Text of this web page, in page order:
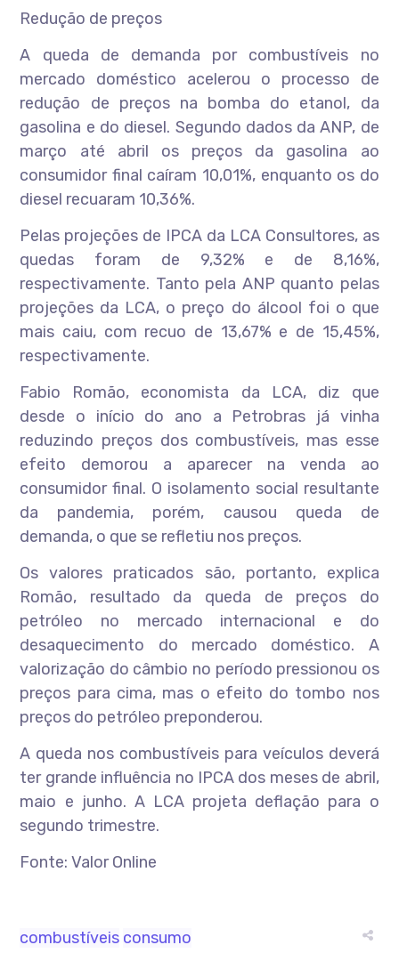
Redução de preços
A queda de demanda por combustíveis no
mercado doméstico acelerou o processo de
redução de preços na bomba do etanol, da
gasolina e do diesel. Segundo dados da ANP, de
março até abril os preços da gasolina ao
consumidor final caíram 10,01%, enquanto os do
diesel recuaram 10,36%.
Pelas projeções de IPCA da LCA Consultores, as
quedas foram de 9,32% e de 8,16%,
respectivamente. Tanto pela ANP quanto pelas
projeções da LCA, o preço do álcool foi o que
mais caiu, com recuo de 13,67% e de 15,45%,
respectivamente.
Fabio Romão, economista da LCA, diz que
desde o início do ano a Petrobras já vinha
reduzindo preços dos combustíveis, mas esse
efeito demorou a aparecer na venda ao
consumidor final. O isolamento social resultante
da pandemia, porém, causou queda de
demanda, o que se refletiu nos preços.
Os valores praticados são, portanto, explica
Romão, resultado da queda de preços do
petróleo no mercado internacional e do
desaquecimento do mercado doméstico. A
valorização do câmbio no período pressionou os
preços para cima, mas o efeito do tombo nos
preços do petróleo preponderou.
A queda nos combustíveis para veículos deverá
ter grande influência no IPCA dos meses de abril,
maio e junho. A LCA projeta deflação para o
segundo trimestre.
Fonte: Valor Online
combustíveis consumo